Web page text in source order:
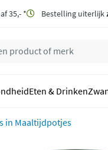
35,- * Bestelling uiterlijk
Eten & Drinken
Maaltijdpotjes